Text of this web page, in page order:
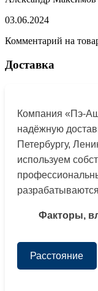
03.06.2024
Комментарий на
Доставка
Компания «Пэ-
надёжную
Петербургу,
используем
Факторы,
Расстояние